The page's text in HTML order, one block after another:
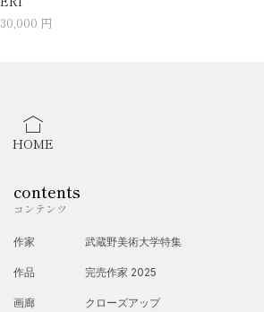
30,000 円
HOME
contents
コンテンツ
作家
作品
画廊
武蔵野美術大学特集
完売作家 2025
クローズアップ